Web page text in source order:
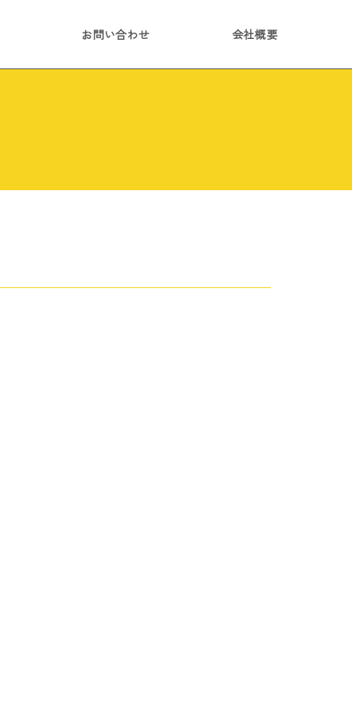
お問い合わせ 会社概要